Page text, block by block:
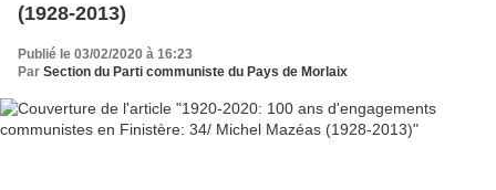
(1928-2013)
Publié le 03/02/2020 à 16:23
Par Section du Parti communiste du Pays de Morlaix